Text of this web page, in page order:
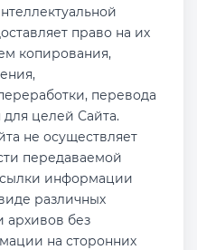
право на их
копирования,
перевода
целей Сайта.
не осуществляет
передаваемой
информации
различных
архивов без
на сторонних